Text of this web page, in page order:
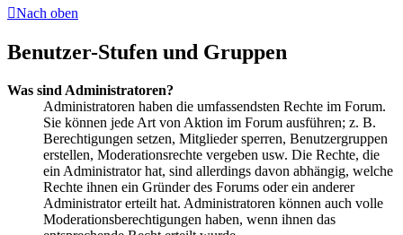
Nach oben
Benutzer-Stufen und Gruppen
Was sind Administratoren?
Administratoren haben die umfassendsten Rechte im Forum.
Sie können jede Art von Aktion im Forum ausführen; z. B.
Berechtigungen setzen, Mitglieder sperren, Benutzergruppen
erstellen, Moderationsrechte vergeben usw. Die Rechte, die
ein Administrator hat, sind allerdings davon abhängig, welche
Rechte ihnen ein Gründer des Forums oder ein anderer
Administrator erteilt hat. Administratoren können auch volle
Moderationsberechtigungen haben, wenn ihnen das